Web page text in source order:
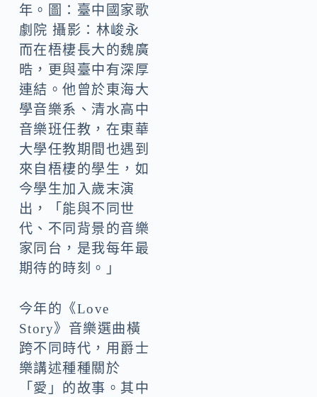
年。圖：臺中國家歌
劇院 攝影：林峻永
而在梧棲長大的魏廣
晧，更與臺中有深厚
連結。他曾於東海大
學音樂系、清水高中
音樂班任教，在東華
大學任教期間也遇到
來自梧棲的學生，如
今學生加入歲末演
出，「能與不同世
代、不同背景的音樂
家同台，是我每年最
期待的時刻。」
今年的《Love
Story》音樂選曲橫
跨不同時代，用爵士
樂講述種種關於
「愛」的故事。其中